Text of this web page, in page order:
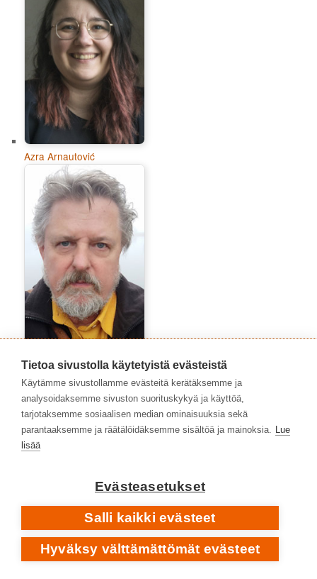
Azra Arnautović
Juhani Similä
Tietoa sivustolla käytetyistä evästeistä
Käytämme sivustollamme evästeitä kerätäksemme ja
analysoidaksemme sivuston suorituskykyä ja käyttöä,
tarjotaksemme sosiaalisen median ominaisuuksia sekä
parantaaksemme ja räätälöidäksemme sisältöä ja mainoksia. Lue
lisää
Evästeasetukset
Salli kaikki evästeet
Hyväksy välttämättömät evästeet